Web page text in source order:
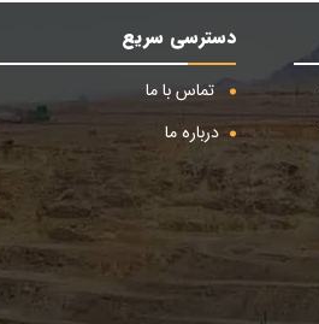
دسترسی سریع
تماس با ما
درباره ما